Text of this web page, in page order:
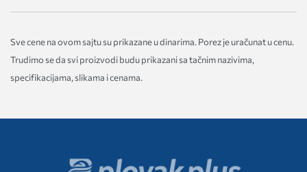
Sve cene na ovom sajtu su prikazane u dinarima. Porez je uračunat u cenu.
Trudimo se da svi proizvodi budu prikazani sa tačnim nazivima,
specifikacijama, slikama i cenama.